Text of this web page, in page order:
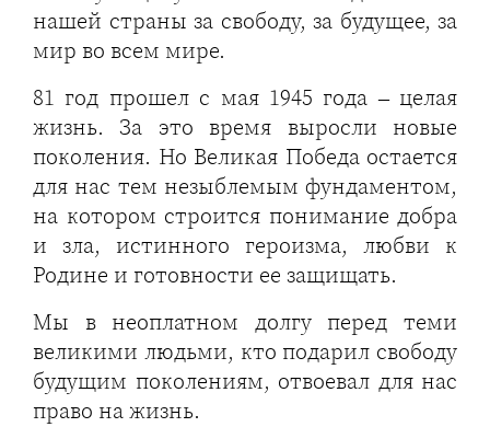
нашей страны за свободу, за будущее, за
мир во всем мире.
81 год прошел с мая 1945 года – целая
жизнь. За это время выросли новые
поколения. Но Великая Победа остается
для нас тем незыблемым фундаментом,
на котором строится понимание добра
и зла, истинного героизма, любви к
Родине и готовности ее защищать.
Мы в неоплатном долгу перед теми
великими людьми, кто подарил свободу
будущим поколениям, отвоевал для нас
право на жизнь.